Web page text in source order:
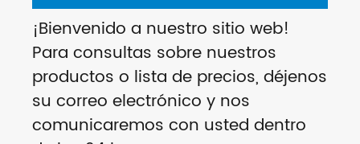
¡Bienvenido a nuestro sitio web!
Para consultas sobre nuestros
productos o lista de precios, déjenos
su correo electrónico y nos
comunicaremos con usted dentro